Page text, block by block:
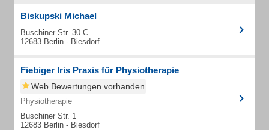
Biskupski Michael
Buschiner Str. 30 C
12683 Berlin - Biesdorf
Fiebiger Iris Praxis für Physiotherapie
Web Bewertungen vorhanden
Physiotherapie
Buschiner Str. 1
12683 Berlin - Biesdorf